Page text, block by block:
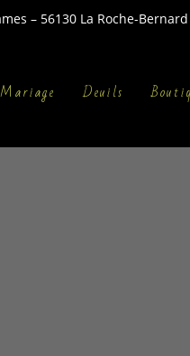
– 56130 La Roche-
Mariage Deuils